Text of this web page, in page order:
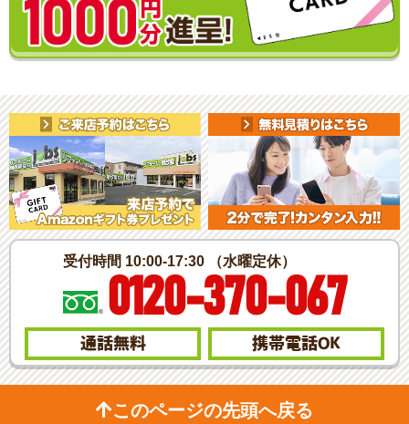
受付時間 10:00-17:30 （水曜定休）
0120-370-067
通話無料 携帯電話OK
このページの先頭へ戻る